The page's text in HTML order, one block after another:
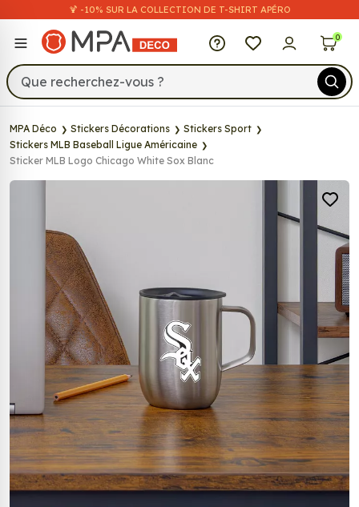
🍹 -10% SUR LA COLLECTION DE T-SHIRT APÉRO
MPA Déco 0
MPA Déco Stickers Décorations
Stickers Sport
Stickers MLB Baseball Ligue Américaine
Sticker MLB Logo Chicago White Sox Blanc